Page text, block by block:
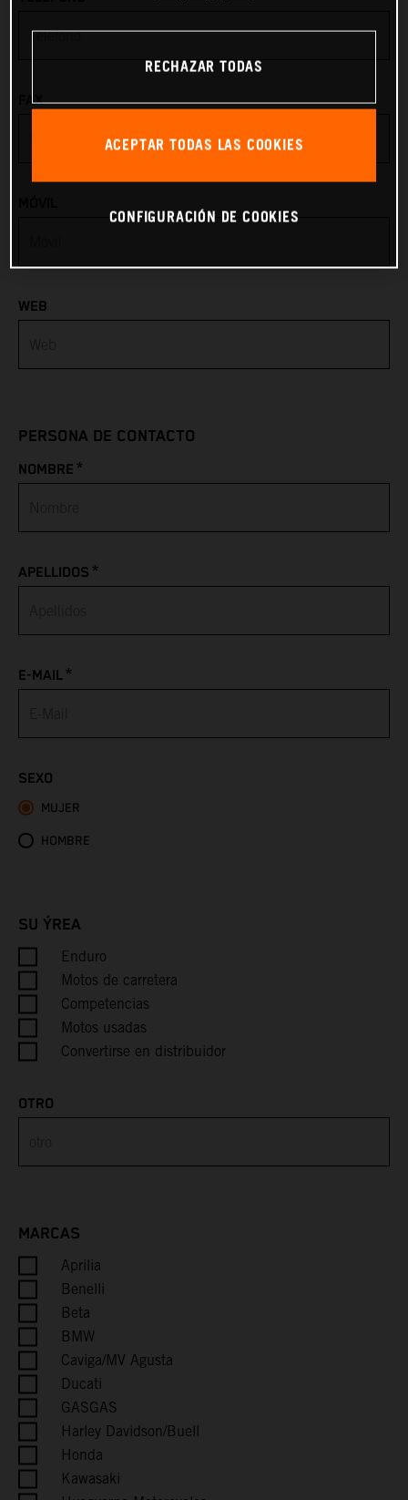
Antigua & Barbuda
Austria
Azerbaijan
Bangladesh
Belarus
Belgium
Benin
Bolivia
Bouvet Island
Brazil
British Indian Ocean Territory
Burundi
Cambodia
Cameroon
Canada
Cape Verde
Caribbean Netherlands
FAX
WEB
PERSONA DE CONTACTO
NOMBRE *
APELLIDOS *
E-MAIL*
SEXO
MUJER
HOMBRE
SU ÝREA
Enduro
Motos de carretera
Competencias
Motos usadas
Convertirse en distribuidor
OTRO
MARCAS
Aprilia
Benelli
Beta
BMW
Caviga/MV Agusta
Ducati
GASGAS
Harley Davidson/Buell
Honda
Kawasaki
RECHAZAR TODAS
ACEPTAR TODAS LAS COOKIES
CONFIGURACIÓN DE COOKIES